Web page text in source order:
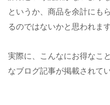
というか、商品を余計にも
るのではないかと思われます
実際に、こんなにお得なこ
なブログ記事が掲載されて